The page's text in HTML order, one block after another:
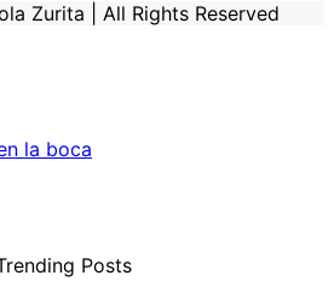
Zurita | All Rights Reserved
la boca
Posts